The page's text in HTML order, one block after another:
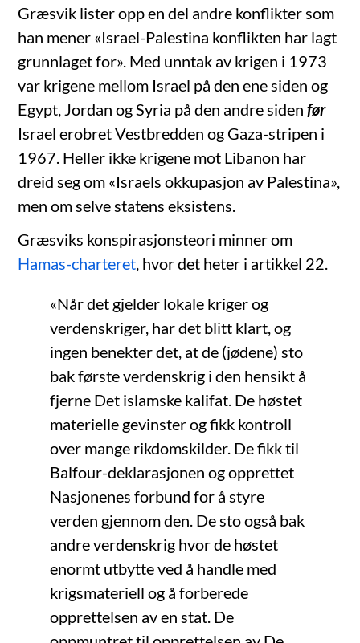
Græsvik lister opp en del andre konflikter som
han mener «Israel-Palestina konflikten har lagt
grunnlaget for». Med unntak av krigen i 1973
var krigene mellom Israel på den ene siden og
Egypt, Jordan og Syria på den andre sidenfør
Israel erobret Vestbredden og Gaza-stripen i
1967. Heller ikke krigene mot Libanon har
dreid seg om «Israels okkupasjon av Palestina»,
men om selve statens eksistens.
Græsviks konspirasjonsteori minner om
Hamas-charteret , hvor det heter i artikkel 22.
«Når det gjelder lokale kriger og
verdenskriger, har det blitt klart, og
ingen benekter det, at de (jødene) sto
bak første verdenskrig i den hensikt å
fjerne Det islamske kalifat. De høstet
materielle gevinster og fikk kontroll
over mange rikdomskilder. De fikk til
Balfour-deklarasjonen og opprettet
Nasjonenes forbund for å styre
verden gjennom den. De sto også bak
andre verdenskrig hvor de høstet
enormt utbytte ved å handle med
krigsmateriell og å forberede
opprettelsen av en stat. De